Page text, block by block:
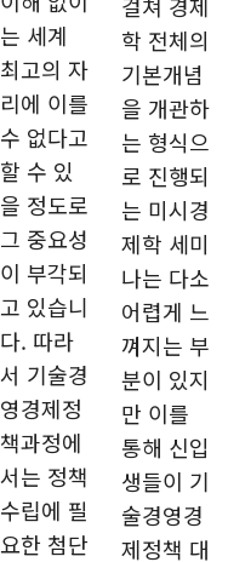
는 세계
최고의 자
리에 이를
수 없다고
할 수 있
을 정도로
그 중요성
이 부각되
고 있습니
다. 따라
서 기술경
영경제정
책과정에
서는 정책
수립에 필
요한 첨단
학 전체의
기본개념
을 개관하
는 형식으
로 진행되
는 미시경
제학 세미
나는 다소
어렵게 느
껴지는 부
분이 있지
만 이를
통해 신입
생들이 기
술경영경
제정책 대